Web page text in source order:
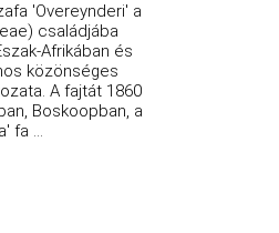
'Overeynderi' a
családjába
Afrikában és
közönséges
A fajtát 1860
Boskoopban, a
fa ...